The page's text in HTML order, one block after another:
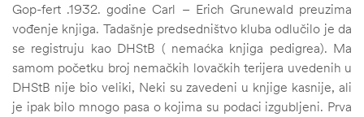
Gop-fert .1932. godine Carl – Erich Grunewald preuzima
vođenje knjiga. Tadašnje predsedništvo kluba odlučilo je da
se registruju kao DHStB ( nemaćka knjiga pedigrea). Ma
samom početku broj nemačkih lovačkih terijera uvedenih u
DHStB nije bio veliki, Neki su zavedeni u knjige kasnije, ali
je ipak bilo mnogo pasa o kojima su podaci izgubljeni. Prva